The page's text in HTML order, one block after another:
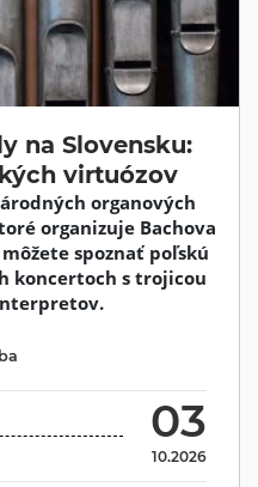
na Slovensku:
virtuózov
organových
organizuje Bachova
spoznať poľskú
koncertoch s trojicou
03
10.2026